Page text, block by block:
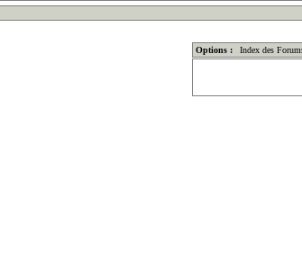
Options : Index des